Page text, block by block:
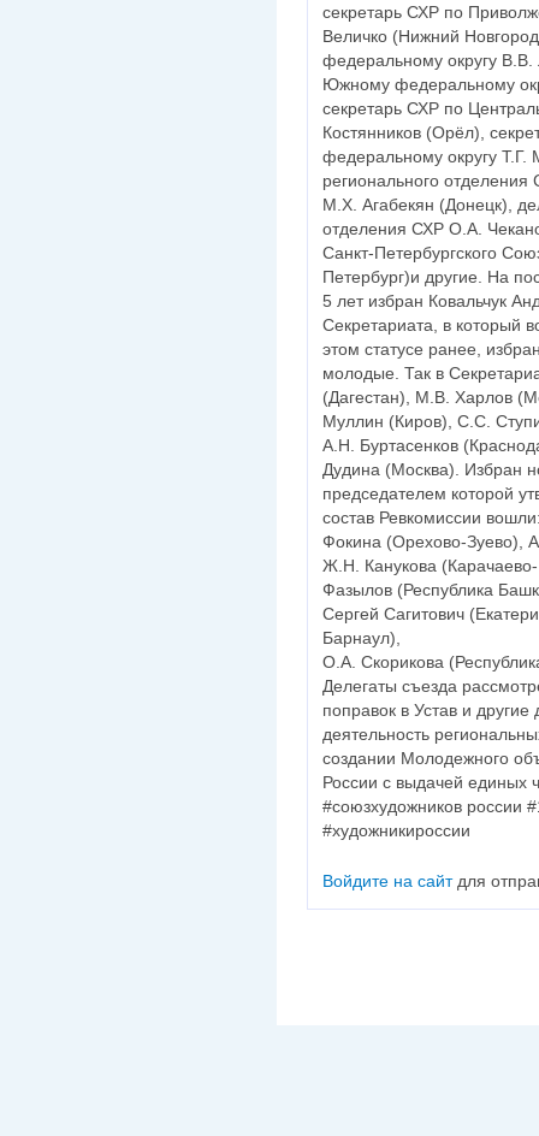
секретарь СХР по
Величко (Нижний
федеральному округу
Южному федеральному
секретарь СХР по
Костянников (Орёл),
федеральному округу Т.Г.
регионального
М.Х. Агабекян (Донецк),
отделения СХР О.А.
Санкт-Петербургского
Петербург)и другие. На
5 лет избран Ковальчук
Секретариата, в который
этом статусе ранее,
молодые. Так в
(Дагестан), М.В. Харлов
Муллин (Киров), С.С.
А.Н. Буртасенков
Дудина (Москва). Избран
председателем которой
состав Ревкомиссии
Фокина (Орехово-Зуево),
Ж.Н. Канукова
Фазылов (Республика
Сергей Сагитович
Барнаул),
О.А. Скорикова
Делегаты съезда
поправок в Устав и
деятельность
создании Молодежного
России с выдачей единых
#союзхудожников россии
#художникироссии
Войдите на сайтдля